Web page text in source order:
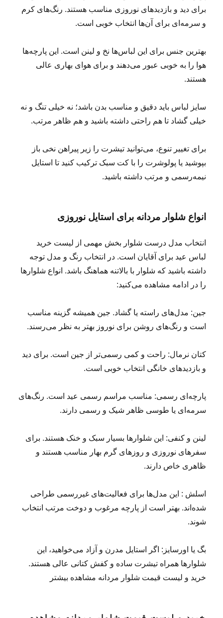
برای دید و بازدیدهای نوروزی مناسب‌ هستند. رنگ‌های کرم
و سرمه‌ای برای آن‌ها انتخاب خوبی است.
بهترین جنس برای این لباس‌ها نخ و لینن است. این پارچه‌ها
هوا را به خوبی عبور می‌دهند و برای هوای بهاری عالی
هستند.
سایز لباس باید دقیق و مناسب بدن باشد؛ نه خیلی تنگ و نه
خیلی گشاد تا هم راحتی داشته باشید و هم ظاهر مرتب.
برای تغییر تنوع، می‌توانید تیشرت را زیر پیراهن نخی باز
بپوشید یا پولوشرت را با کت سبک ترکیب کنید تا استایل
نیمه‌رسمی و مرتب داشته باشید.
انواع شلوار مردانه برای استایل نوروزی
انتخاب مدل درست شلوار بخش مهمی از لیست خرید
لباس عید برای آقایان است. در انتخاب رنگ و مدل توجه
داشته باشید که شلوار با بالاتنه هماهنگ باشد. انواع شلوارها
را در ادامه مشاهده می‌کنید:
جین: مدل‌های راسته یا گشاد. جین همیشه گزینه مناسب
است و رنگ‌های روشن برای نوروز بهتر به نظر می‌رسند.
کتان نرمال: راحت و کمی رسمی‌تر از جین است. برای دید
و بازدیدهای خانگی انتخاب خوبی است.
پارچه‌ای رسمی: مناسب مراسم رسمی عید است. رنگ‌های
سرمه‌ای یا طوسی ظاهر شیک و رسمی دارند.
لینن و کنفی: این شلوارها بسیار سبک و خنک هستند. برای
سفرهای نوروزی و روزهای گرم بهار مناسب‌ هستند و
ظاهری خاص دارند.
اسلش : این مدل‌ها برای فعالیت‌های غیررسمی طراحی
شده‌اند. بهتر است از پارچه مرغوب و دوخت مرتب انتخاب
شوند.
بگ یا اورسایز: اگر استایل مدرن و آزاد می‌خواهید، این
شلوارها همراه تیشرت ساده و کفش کتانی عالی‌ هستند.
خرید و لیست قیمت شلوار مردانه مشاهده بیشتر